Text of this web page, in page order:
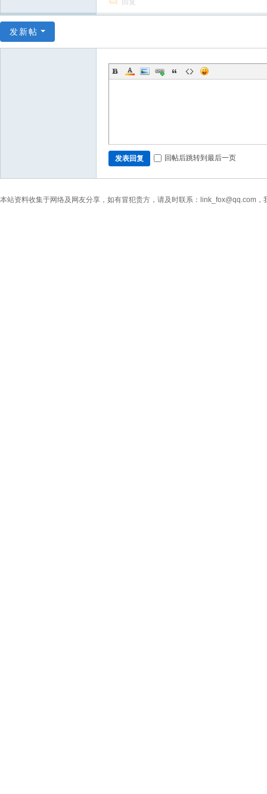
回复
发新帖
发表回复 回帖后跳转到最后一页
本站资料收集于网络及网友分享，如有冒犯贵方，请及时联系：link_fox@qq.com，